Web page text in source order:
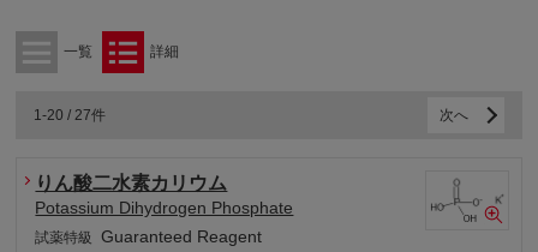
一覧 詳細
1-20 / 27件 次へ
りん酸二水素カリウム
Potassium Dihydrogen Phosphate
試薬特級 Guaranteed Reagent